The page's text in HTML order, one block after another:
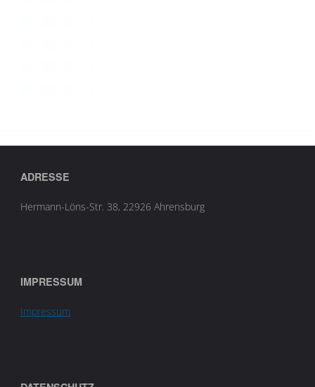
ADRESSE
Hermann-Löns-Str. 38, 22926 Ahrensburg
IMPRESSUM
Impressum